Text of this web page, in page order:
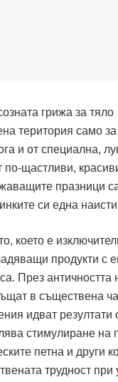
територия само
и от специална,
по-щастливи,
празници
си една
което е
продукти с
През
в съществена
идват
стимулиране на
петна и други
трудност при